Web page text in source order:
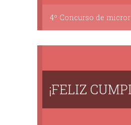
4º Concurso de
¡FELIZ